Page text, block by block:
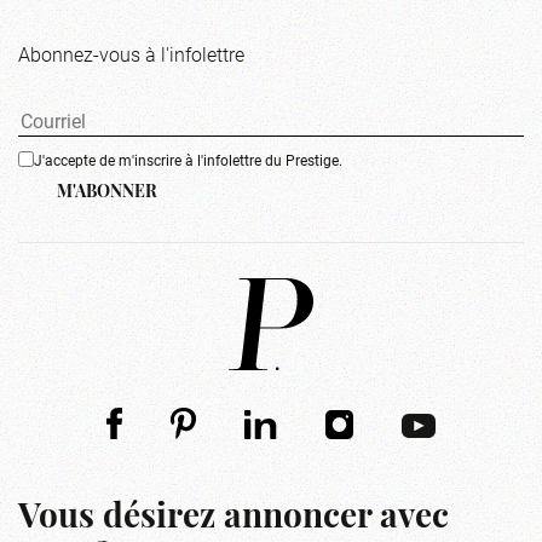
Abonnez-vous à l'infolettre
J'accepte de m'inscrire à l'infolettre du Prestige.
M'ABONNER
Vous désirez annoncer avec